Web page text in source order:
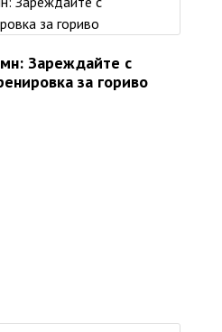
Зареждайте с
за гориво